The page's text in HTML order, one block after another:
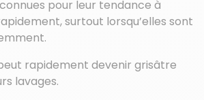
pour leur tendance à
surtout lorsqu’elles sont
rapidement devenir grisâtre
lavages.